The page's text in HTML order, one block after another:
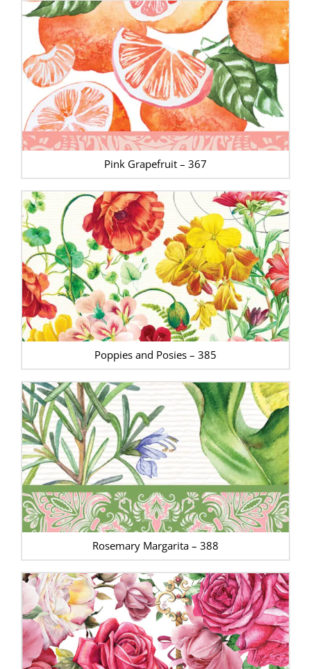
Pink Grapefruit – 367
Poppies and Posies – 385
Rosemary Margarita – 388